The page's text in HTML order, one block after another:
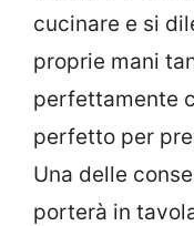
cucinare e si
proprie mani
perfettamente
perfetto per
Una delle
porterà in